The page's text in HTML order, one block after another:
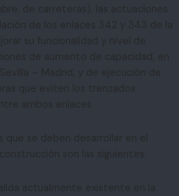
de carreteras), las actuaciones
de los enlaces 342 y 343 de la
su funcionalidad y nivel de
de aumento de capacidad, en
– Madrid, y de ejecución de
que eviten los trenzados
ambos enlaces
que se deben desarrollar en el
son las siguientes:
actualmente existente en la